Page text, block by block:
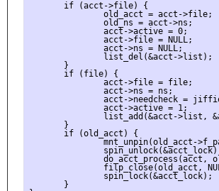
       if (acct->file) {
               old_acct = acct->file;
               old_ns = acct->ns;
               acct->active = 0;
               acct->file = NULL;
               acct->ns = NULL;
               list_del(&acct->list);
       }
       if (file) {
               acct->file = file;
               acct->ns = ns;
acct->needcheck =
               acct->active = 1;
list_add(&acct->list,
       }
       if (old_acct) {
mnt_unpin(old_acct-
do_acct_process(acct,
filp_close(old_acct,
               spin_lock(&acct_lock);
       }